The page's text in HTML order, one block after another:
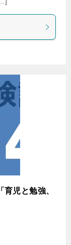
児と勉強、